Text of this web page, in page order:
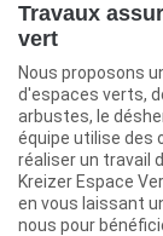
Travaux
vert
Nous proposons
d'espaces verts,
arbustes, le
équipe utilise des
réaliser un travail
Kreizer Espace
en vous laissant
nous pour